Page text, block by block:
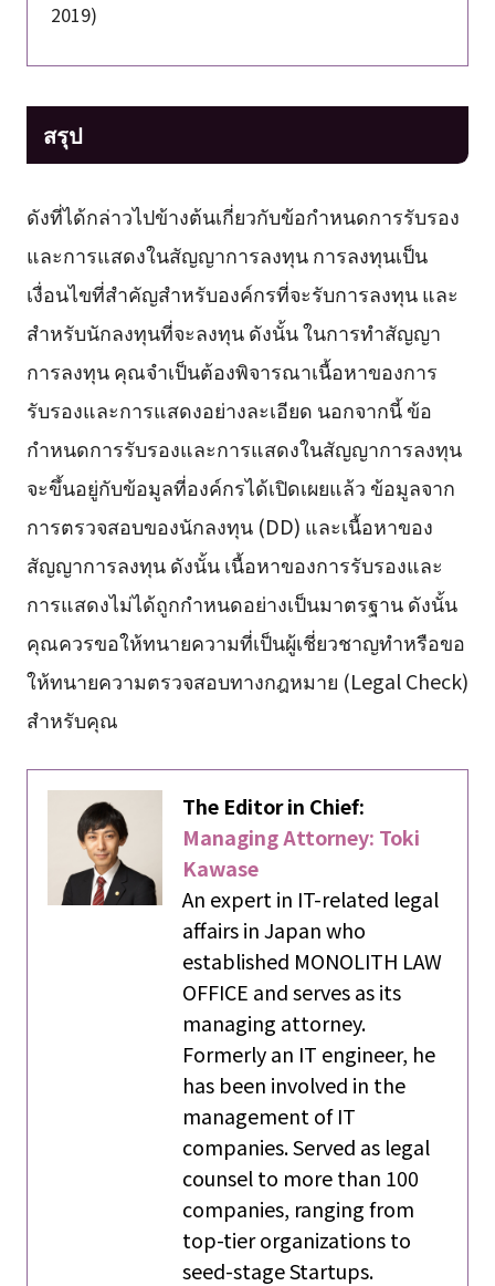
2019)
สรุป
ดังที่ได้กล่าวไปข้างต้นเกี่ยวกับข้อกำหนดการรับรอง
และการแสดงในสัญญาการลงทุน การลงทุนเป็น
เงื่อนไขที่สำคัญสำหรับองค์กรที่จะรับการลงทุน และ
สำหรับนักลงทุนที่จะลงทุน ดังนั้น ในการทำสัญญา
การลงทุน คุณจำเป็นต้องพิจารณาเนื้อหาของการ
รับรองและการแสดงอย่างละเอียด นอกจากนี้ ข้อ
กำหนดการรับรองและการแสดงในสัญญาการลงทุน
จะขึ้นอยู่กับข้อมูลที่องค์กรได้เปิดเผยแล้ว ข้อมูลจาก
การตรวจสอบของนักลงทุน (DD) และเนื้อหาของ
สัญญาการลงทุน ดังนั้น เนื้อหาของการรับรองและ
การแสดงไม่ได้ถูกกำหนดอย่างเป็นมาตรฐาน ดังนั้น
คุณควรขอให้ทนายความที่เป็นผู้เชี่ยวชาญทำหรือขอ
ให้ทนายความตรวจสอบทางกฎหมาย (Legal Check)
สำหรับคุณ
The Editor in Chief:
Managing Attorney: Toki
Kawase
An expert in IT-related legal
affairs in Japan who
established MONOLITH LAW
OFFICE and serves as its
managing attorney.
Formerly an IT engineer, he
has been involved in the
management of IT
companies. Served as legal
counsel to more than 100
companies, ranging from
top-tier organizations to
seed-stage Startups.